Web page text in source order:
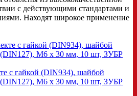
с действующими стандартами и
Находят широкое применение
с гайкой (DIN934), шайбой
M6 x 30 мм, 10 шт, ЗУБР